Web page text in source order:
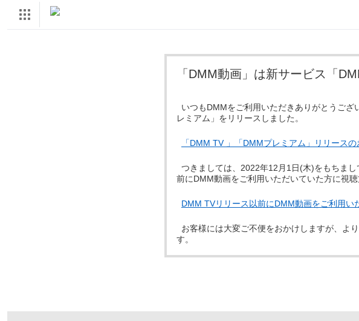
「DMM動画」は新サービス「
いつもDMMをご利用いただきありがとうご
レミアム」をリリースしました。
「DMM TV 」「DMMプレミアム」リリース
つきましては、2022年12月1日(木)をもちま
前にDMM動画をご利用いただいていた方に視
DMM TVリリース以前にDMM動画をご利用い
お客様には大変ご不便をおかけしますが、よ
す。